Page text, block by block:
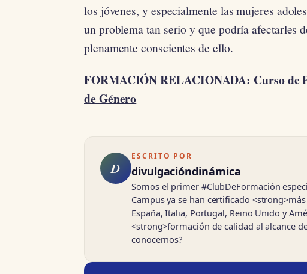
los jóvenes, y especialmente las mujeres
un problema tan serio y que podría afectarles
plenamente conscientes de ello.
FORMACIÓN RELACIONADA: Curso de
de Género
D
ESCRITO POR
divulgacióndinámica
Somos el primer #ClubDeFormación
Campus ya se han certificado
España, Italia, Portugal, Reino Unido y
<strong>formación de calidad al alcance
conocernos?